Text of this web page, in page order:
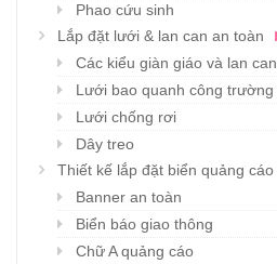
Phao cứu sinh
Lắp đặt lưới & lan can an toàn
Các kiểu giàn giáo và lan can
Lưới bao quanh công trường
Lưới chống rơi
Dây treo
Thiết kế lắp đặt biển quảng cáo
Banner an toàn
Biển báo giao thông
Chữ A quảng cáo